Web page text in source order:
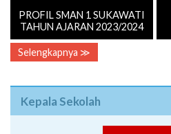
PROFIL SMAN 1 SUKAWATI
TAHUN AJARAN 2023/2024
Selengkapnya ≫
Kepala Sekolah